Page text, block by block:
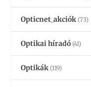
Opticnet_akciók (73)
Optikai híradó (41)
Optikák (119)